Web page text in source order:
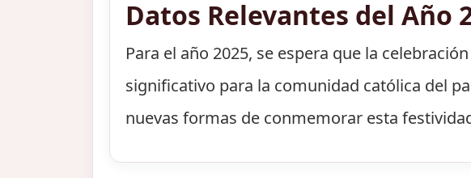
Datos Relevantes del Año
Para el año 2025, se espera que la
significativo para la comunidad católica del
nuevas formas de conmemorar esta